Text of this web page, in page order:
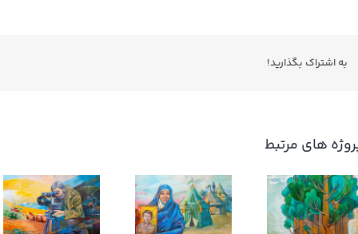
به اشتراك بگذاريد!
های مرتبط
کوچک جنگلی ام وهب